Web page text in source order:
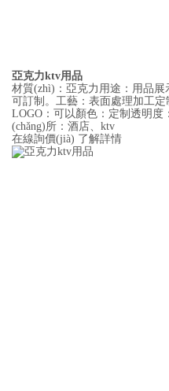
亞克力ktv用品
材質(zhì)：亞克力用途：用品展
可訂制。工藝：表面處理加工
LOGO：可以顏色：定制透明
(chǎng)所：酒店、ktv
在線詢價(jià) 了解詳情